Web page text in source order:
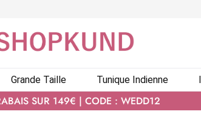
Grande Taille Tunique Indienne
SUR 149€ | CODE : WEDD12